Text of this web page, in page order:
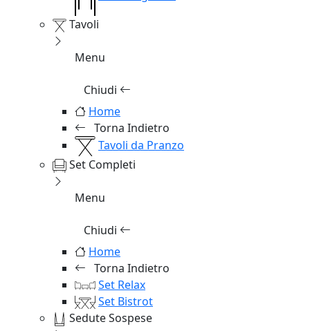
Tavoli
Menu
Chiudi
Home
Torna Indietro
Tavoli da Pranzo
Set Completi
Menu
Chiudi
Home
Torna Indietro
Set Relax
Set Bistrot
Sedute Sospese